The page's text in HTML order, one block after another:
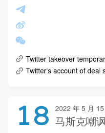
Twitter takeover
Twitter's account of deal
18 2022 年 5 月 15
马斯克嘲